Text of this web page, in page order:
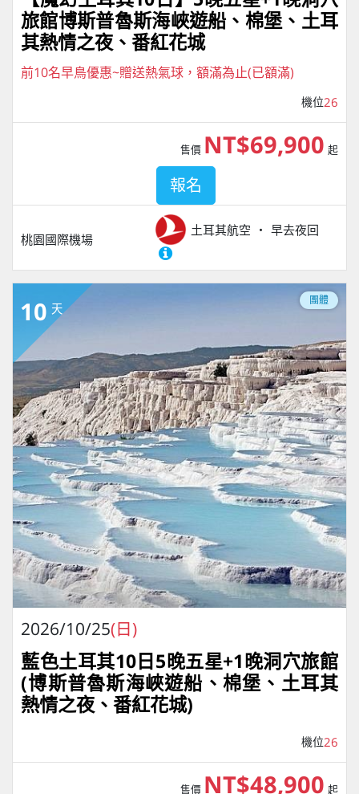
旅館博斯普魯斯海峽遊船、棉堡、土耳
其熱情之夜、番紅花城
前10名早鳥優惠~贈送熱氣球，額滿為止(已額滿)
機位26
桃園國際機場
土耳其航空 早去夜回
售價 NT$69,900 起
報名
10 天
團體
2026/10/25(日)
藍色土耳其10日5晚五星+1晚洞穴旅館
(博斯普魯斯海峽遊船、棉堡、土耳其
熱情之夜、番紅花城)
機位26
售價 NT$48,900 起